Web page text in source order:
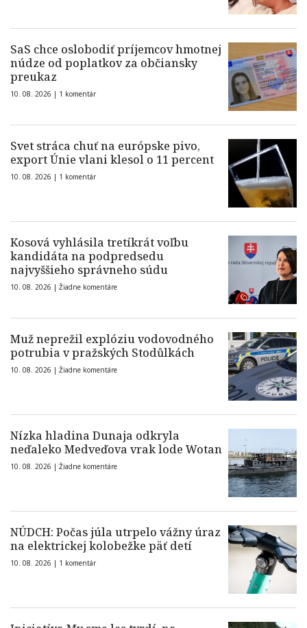
SaS chce oslobodiť príjemcov hmotnej
núdze od poplatkov za občiansky
preukaz
10. 08. 2026 | 1 komentár
Svet stráca chuť na európske pivo,
export Únie vlani klesol o 11 percent
10. 08. 2026 | 1 komentár
Kosová vyhlásila tretíkrát voľbu
kandidáta na podpredsedu
najvyššieho správneho súdu
10. 08. 2026 | Žiadne komentáre
Muž neprežil explóziu vodovodného
potrubia v pražských Stodůlkách
10. 08. 2026 | Žiadne komentáre
Nízka hladina Dunaja odkryla
neďaleko Medveďova vrak lode Wotan
10. 08. 2026 | Žiadne komentáre
NÚDCH: Počas júla utrpelo vážny úraz
na elektrickej kolobežke päť detí
10. 08. 2026 | 1 komentár